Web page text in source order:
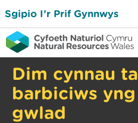
Sgipio I’r Prif Gynnwys
Dim cynnau
barbiciws
gwlad